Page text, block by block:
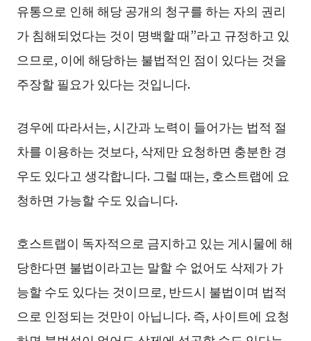
유통으로 인해 해당 공개의 청구를 하는 자의 권리
가 침해되었다는 것이 명백할 때”라고 규정하고 있
으므로, 이에 해당하는 불법적인 점이 있다는 것을
주장할 필요가 있다는 것입니다.
경우에 따라서는, 시간과 노력이 들어가는 법적 절
차를 이용하는 것보다, 삭제만 요청하면 충분한 경
우도 있다고 생각합니다. 그럴 때는, 호스트랩에 요
청하면 가능할 수도 있습니다.
호스트랩이 독자적으로 금지하고 있는 게시물에 해
당한다면 불법이라고는 말할 수 없어도 삭제가 가
능할 수도 있다는 것이므로, 반드시 불법이며 법적
으로 인정되는 것만이 아닙니다. 즉, 사이트에 요청